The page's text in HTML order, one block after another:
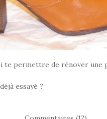
te permettre de rénover une
essayé ?